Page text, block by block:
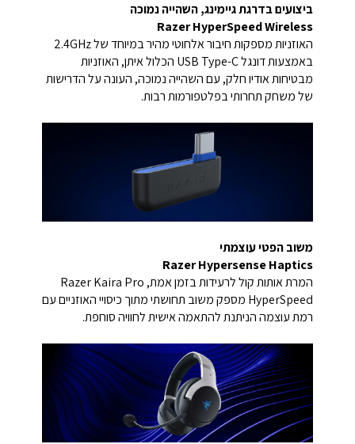
ביצועים בדרגת גיימינג, השהייה נמוכה
Razer HyperSpeed Wireless
האוזניות מספקות חיבור אלחוטי מהיר במיוחד של 2.4GHz
באמצעות דונגל USB Type-C הכלול איתן, האוזניות
מבטיחות אודיו חלק, עם השהייה נמוכה, העונה על הדרישות
של משחק תחרותי בפלטפורמות רבות.
משוב הפטי עוצמתי
Razer Hypersense Haptics
המרת אותות קול לרעידות בזמן אמת, Razer Kaira Pro
HyperSpeed מספק משוב תחושתי מתוך כיסויי האוזניים עם
רמת עוצמה הניתנת להתאמה אישית לחוויה סוחפת.